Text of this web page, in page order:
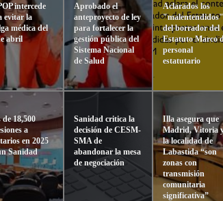
intercede
evitar la
médica del
abril
de 18,500
a
en 2025
Sanidad
Aprobado el
anteproyecto de ley
para fortalecer la
gestión pública del
Sistema Nacional
de Salud
Sanidad critica la
decisión de CESM-
SMA de
abandonar la mesa
de negociación
Aclarados los
"malentendidos"
del borrador del
Estatuto Marco
personal
estatutario
Illa asegura que
Madrid, Vitoria
la localidad de
Labastida “son
zonas con
transmisión
comunitaria
significativa”